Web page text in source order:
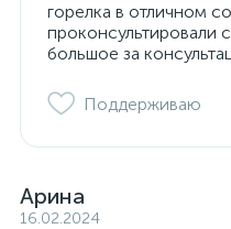
горелка в отличном
проконсультировали
большое за
Поддерживаю
Арина
16.02.2024